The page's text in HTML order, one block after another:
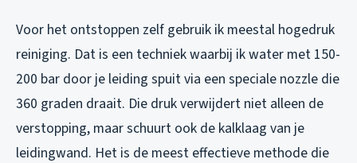
Voor het ontstoppen zelf gebruik ik meestal hogedruk
reiniging. Dat is een techniek waarbij ik water met 150-
200 bar door je leiding spuit via een speciale nozzle die
360 graden draait. Die druk verwijdert niet alleen de
verstopping, maar schuurt ook de kalklaag van je
leidingwand. Het is de meest effectieve methode die